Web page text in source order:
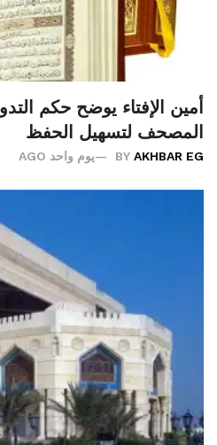
أمين الإفتاء يوضح حكم
المصحف لتسهيل الحفظ
BY AKHBAR EG يوم واحد AGO